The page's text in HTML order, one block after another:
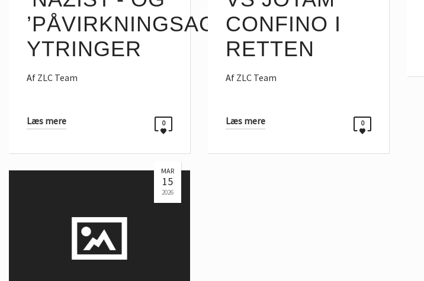
’PÅVIRKNINGSAGENT’
YTRINGER
Af ZLC Team
Læs mere 0
CONFINO I
RETTEN
Af ZLC Team
Læs mere 0
MAR
15
2026